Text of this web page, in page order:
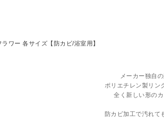
メーカー独自
ポリエチレン製リン
全く新しい形のカ
防カビ加工で汚れて